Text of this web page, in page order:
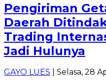
Pengiriman
Daerah
Trading
Jadi Hulunya
GAYO LUES | Selasa, 28